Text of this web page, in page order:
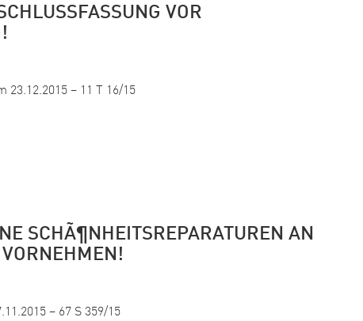
VOR
– 11 T 16/15
SCHÃ¶NHEITSREPARATUREN AN
– 67 S 359/15